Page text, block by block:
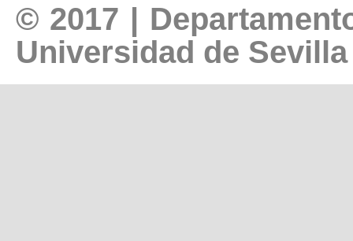
© 2017 |
Universidad de Sevilla